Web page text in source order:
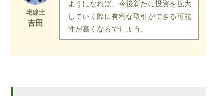
ようになれば、今後新たに投資を拡大
していく際に有利な取引ができる可能
性が高くなるでしょう。